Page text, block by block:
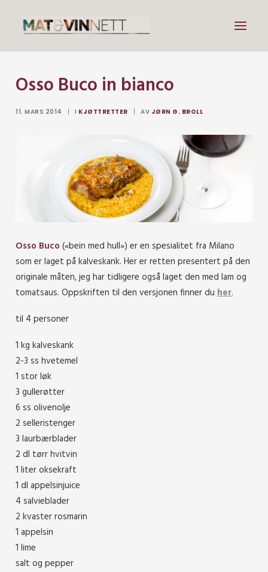
Mat
Osso Buco in bianco
11. MARS 2014 | I KJØTTRETTER | AV JØRN G. BROLL
Osso Buco («bein med hull») er en spesialitet fra Milano
som er laget på kalveskank. Her er retten presentert på den
originale måten, jeg har tidligere også laget den med lam og
tomatsaus. Oppskriften til den versjonen finner du her.
til 4 personer
1 kg kalveskank
2-3 ss hvetemel
1 stor løk
3 gullerøtter
6 ss olivenolje
2 selleristenger
3 laurbærblader
2 dl tørr hvitvin
1 liter oksekraft
1 dl appelsinjuice
4 salvieblader
2 kvaster rosmarin
1 appelsin
1 lime
salt og pepper